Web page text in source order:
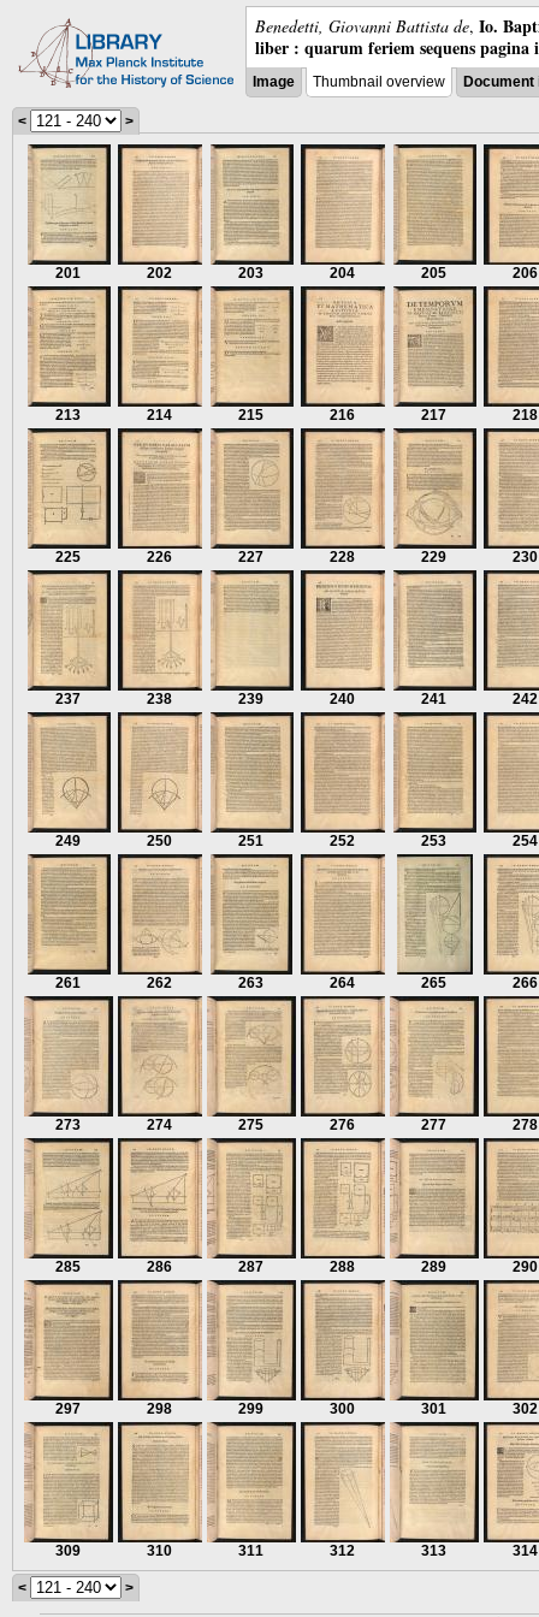
Benedetti, Giovanni Battista de, Io.
liber : quarum feriem sequens pagina
Image Thumbnail overview
< >
201 202 203 204 205 206
213 214 215 216 217 218
225 226 227 228 229 230
237 238 239 240 241 242
249 250 251 252 253 254
261 262 263 264 265 266
273 274 275 276 277 278
285 286 287 288 289 290
297 298 299 300 301 302
309 310 311 312 313 314
< >